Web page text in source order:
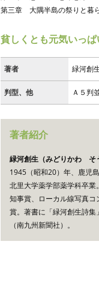
第三章 大隅半島の祭りと暮
貧しくとも元気いっ
著者 緑河創
判型、他 Ａ５判
著者紹介
緑河創生（みどりかわ そ
1945（昭和20）年、鹿児
北里大学薬学部薬学科卒
知事賞、ローカル線写真
賞。著書に「緑河創生詩
（南九州新聞社）。